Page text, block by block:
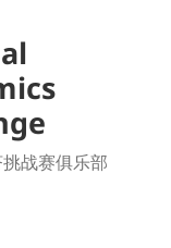
战赛俱乐部